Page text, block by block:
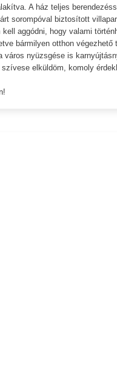
A ház teljes
sorompóval biztosított
aggódni, hogy valami
bármilyen otthon
nyüzsgése is
elküldöm, komoly